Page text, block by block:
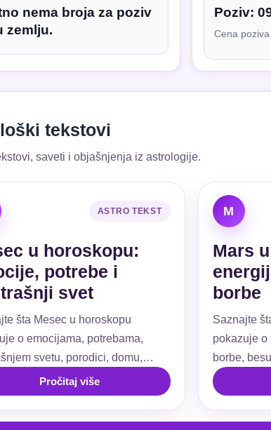
nema broja za poziv
zemlju.
Poziv:
Cena poziva
tekstovi
saveti i objašnjenja iz astrologije.
ASTRO TEKST
u horoskopu:
potrebe i
svet
šta Mesec u horoskopu
o emocijama, potrebama,
svetu, porodici, domu,
navikama i emotivnoj sigurnosti.
Pročitaj više
M
Mars
borbe
Saznajte
pokazuje o
borbe,
granicama